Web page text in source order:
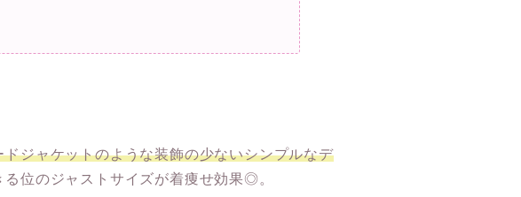
ジャケットのような装飾の少ないシンプルなデ
位のジャストサイズが着痩せ効果◎。